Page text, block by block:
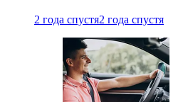
2 года спустя2 года спустя